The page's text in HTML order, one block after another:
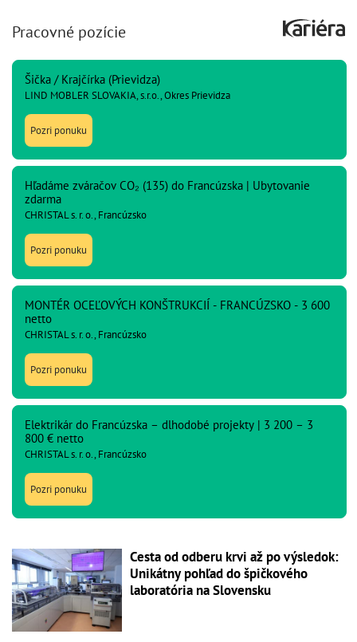
Pracovné pozície
Šička / Krajčírka (Prievidza)
LIND MOBLER SLOVAKIA, s.r.o., Okres Prievidza
Pozri ponuku
Hľadáme zváračov CO₂ (135) do Francúzska | Ubytovanie
zdarma
CHRISTAL s. r. o., Francúzsko
Pozri ponuku
MONTÉR OCEĽOVÝCH KONŠTRUKCIÍ - FRANCÚZSKO - 3 600
netto
CHRISTAL s. r. o., Francúzsko
Pozri ponuku
Elektrikár do Francúzska – dlhodobé projekty | 3 200 – 3
800 € netto
CHRISTAL s. r. o., Francúzsko
Pozri ponuku
Cesta od odberu krvi až po výsledok:
Unikátny pohľad do špičkového
laboratória na Slovensku